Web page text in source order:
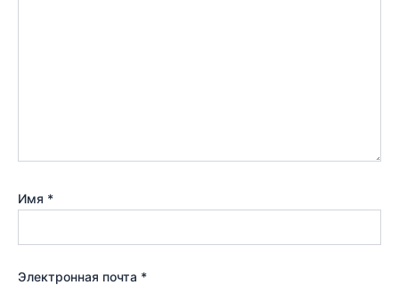
Имя *
Электронная почта *